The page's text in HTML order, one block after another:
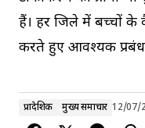
हैं। हर जिले में बच्चों के
करते हुए आवश्यक
प्रादेशिक मुख्य समाचार 12/07/